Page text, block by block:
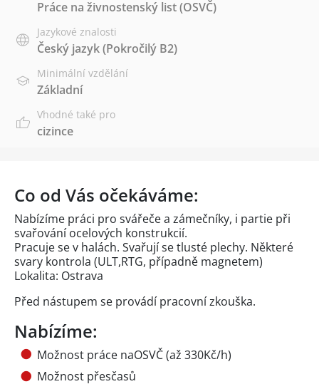
Práce na živnostenský list (OSVČ)
Jazykové znalosti
Český jazyk(Pokročilý B2)
Minimální vzdělání
Základní
Vhodné také pro
cizince
Co od Vás očekáváme:
Nabízíme práci pro svářeče a zámečníky, i partie při
svařování ocelových konstrukcií.
Pracuje se v halách. Svařují se tlusté plechy. Některé
svary kontrola (ULT,RTG, případně magnetem)
Lokalita: Ostrava
Před nástupem se provádí pracovní zkouška.
Nabízíme:
Možnost práce naOSVČ (až 330Kč/h)
Možnost přesčasů